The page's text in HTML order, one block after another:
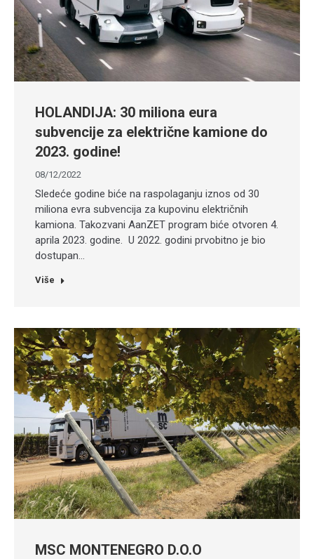
HOLANDIJA: 30 miliona eura
subvencije za električne kamione do
2023. godine!
08/12/2022
Sledeće godine biće na raspolaganju iznos od 30
miliona evra subvencija za kupovinu električnih
kamiona. Takozvani AanZET program biće otvoren 4.
aprila 2023. godine. U 2022. godini prvobitno je bio
dostupan…
Više
MSC MONTENEGRO D.O.O